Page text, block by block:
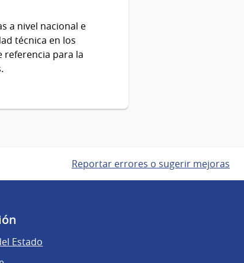
a nivel nacional e
técnica en los
referencia para la
Reportar errores o sugerir mejoras
Estado